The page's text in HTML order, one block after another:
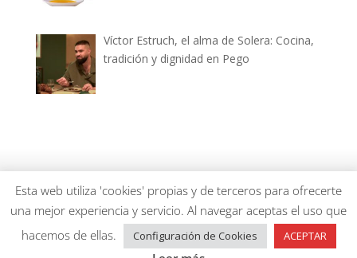
Víctor Estruch, el alma de Solera: Cocina,
tradición y dignidad en Pego
dianiagastronomica.com © 2026
Esta web utiliza 'cookies' propias y de terceros para ofrecerte
una mejor experiencia y servicio. Al navegar aceptas el uso que
hacemos de ellas.
Configuración de Cookies ACEPTAR